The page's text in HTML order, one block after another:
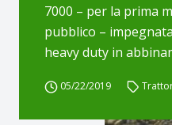
7000 – per la prima
pubblico –
heavy duty in
05/22/2019